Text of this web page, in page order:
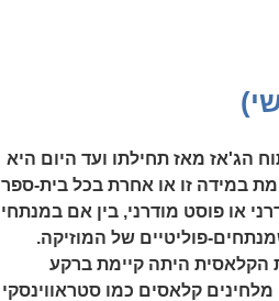
הג'אז מאז תחילתו ועד היום היא
במידה זו או אחרת בכל בית-ספר
או פוסט מודרני, בין אם במנתחי
פוליטיים של המוזיקה.
הקלאסית היתה קיימת ברקע
קלאסים כמו סטראווינסקי